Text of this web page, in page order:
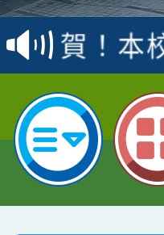
賽 洪綺
名
賀！本
倩參加
名 指
賀！本
園市
指導老
賀！本
賽 劉文
臺灣台
賀！本